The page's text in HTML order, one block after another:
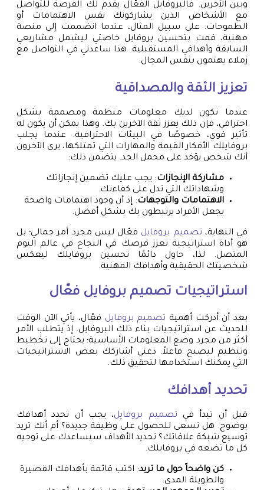
وبين الآخرين. فالبروفايل الفعّال يقدم لك الفرصة للتواصل
مع الأشخاص الذين يشاركونك نفس الاهتمامات أو
الطموحات. على سبيل المثال، عندما انضممت إلى منصة
مهنية، قمت بتحسين بروفايل خاصتي ليشمل مشاريعي
السابقة وأهدافي المستقبلية. هذا ساعدني في التواصل مع
زملاء يهتمون بنفس المجال.
تعزيز الثقة والمصداقية
عندما تكون لديك معلومات منظمة ومصممة بشكل
احترافي، فإن ذلك يعزز ثقة الآخرين بك. وهذا يمكن أن يكون له
تأثير قوي، خصوصًا في البيئات الاحترافية. عندما يجلب
بروفايلك الأفكار القيمة والمهارات التي تمتلكها، يرى الآخرون
أنك شخص يؤخذ على محمل الجد. يتضمن ذلك:
مشاركة الإنجازات: يجب عليك تضمين إنجازاتك
وشهاداتك التي تدل على كفاءتك.
الاهتمامات والتوجهات: إذ أن وجود اهتمامات واضحة
يجعل الأفراد يرتبطون بك بشكل أفضل.
في النهاية، تصميم بروفايل فعّال ليس مجرد أمر جمالي؛ بل
هو أداة استراتيجية تعزز فرصك في النجاح في عالم اليوم
المتصل. لذا، حاول دائمًا تحسين بروفايلك ليعكس
شخصيتك الحقيقية وأهدافك المهنية.
استراتيجيات تصميم بروفايل فعّال
بعد أن أدركت أهمية تصميم بروفايل فعّال، يأتي الآن الوقت
للحديث عن استراتيجيات بناء ذلك البروفايل. إذ يتطلب الأمر
أكثر من مجرد وضع المعلومات الأساسية؛ يحتاج إلى تخطيط
وتنظيم ليصبح فاعلاً. دعني أشاركك بعض الاستراتيجيات
التي يمكنك استخدامها لتحقيق ذلك.
تحديد أهدافك
قبل أن تبدأ في تصميم بروفايل، يجب أن تحدد أهدافك
بوضوح. هل تسعى للحصول على وظيفة جديدة؟ أم أنك تريد
توسيع شبكة علاقاتك؟ تحديد الأهداف سيساعدك على توجيه
كل ما تضعه في بروفايلك.
كن واضحاً حول ما تريد: اكتب قائمة بأهدافك القصيرة
والطويلة المدى.